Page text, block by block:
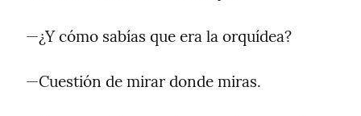
—¿Y cómo sabías que era la orquídea?
—Cuestión de mirar donde miras.